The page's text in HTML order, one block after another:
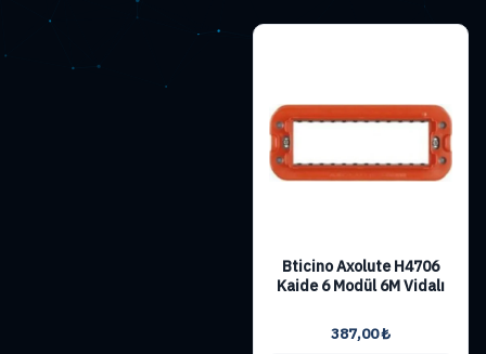
Bticino Axolute H4706
Kaide 6 Modül 6M Vidalı
387,00₺